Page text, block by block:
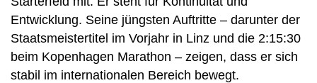
Entwicklung. Seine jüngsten Auftritte – darunter der
Staatsmeistertitel im Vorjahr in Linz und die 2:15:30
beim Kopenhagen Marathon – zeigen, dass er sich
stabil im internationalen Bereich bewegt.